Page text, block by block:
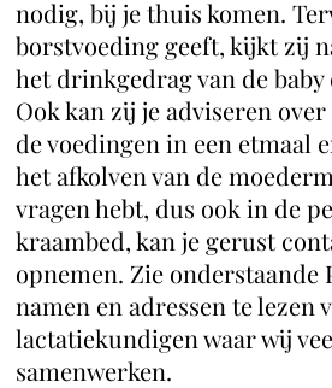
nodig, bij je thuis komen.
borstvoeding geeft, kijkt zij
het drinkgedrag van de baby
Ook kan zij je adviseren
de voedingen in een etmaal
het afkolven van de
vragen hebt, dus ook in de
kraambed, kan je gerust
opnemen. Zie onderstaande
namen en adressen te lezen
lactatiekundigen waar wij
samenwerken.